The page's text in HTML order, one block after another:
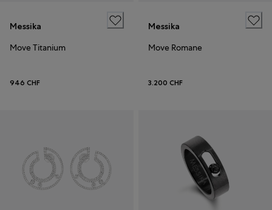
Messika
Move Titanium
946 CHF
Messika
Move Romane
3.200 CHF